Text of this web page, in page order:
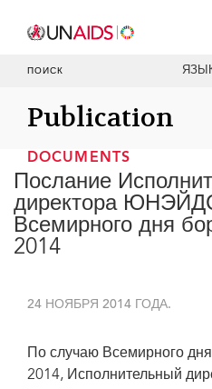
ПОИСК
Publication
DOCUMENTS
Послание
директора
Всемирного дня
2014
24 НОЯБРЯ 2014 ГОДА.
По случаю Всемирного
2014, Исполнительный